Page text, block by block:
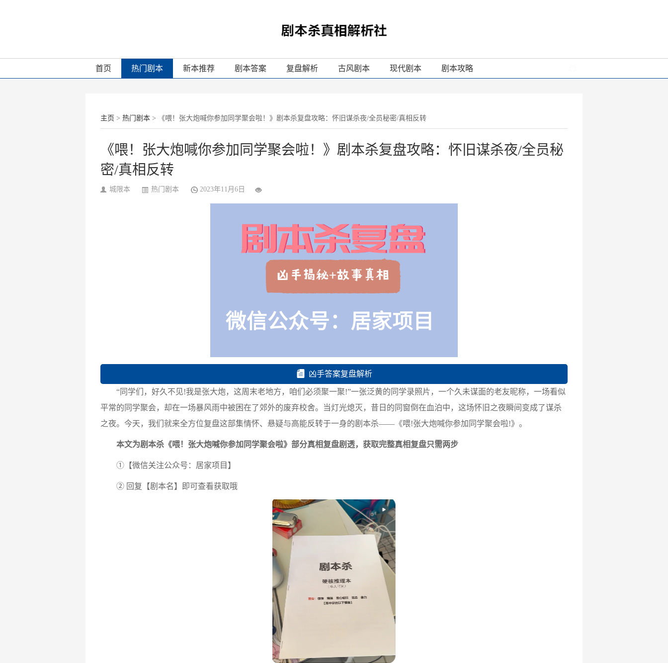
首页 热门剧本 新本推荐 剧本答案 复盘解析 古风剧本 现代剧本 剧本攻略
主页 > 热门剧本 > 《喂！张大炮喊你参加同学聚会啦！》剧本杀复盘攻略：怀旧谋杀夜/全员秘密/真相反转
《喂！张大炮喊你参加同学聚会啦！》剧本杀复盘攻略：怀旧谋杀夜/全员秘
密/真相反转
城限本 热门剧本 2023年11月6日
凶手答案复盘解析
“同学们，好久不见!我是张大炮，这周末老地方，咱们必须聚一聚!”一张泛黄的同学录照片，一个久未谋面的老友昵称，一场看似
平常的同学聚会，却在一场暴风雨中被困在了郊外的废弃校舍。当灯光熄灭，昔日的同窗倒在血泊中，这场怀旧之夜瞬间变成了谋杀
之夜。今天，我们就来全方位复盘这部集情怀、悬疑与高能反转于一身的剧本杀——《喂!张大炮喊你参加同学聚会啦!》。
本文为剧本杀《喂！张大炮喊你参加同学聚会啦》部分真相复盘剧透，获取完整真相复盘只需两步
①【微信关注公众号：居家项目】
② 回复【剧本名】即可查看获取哦